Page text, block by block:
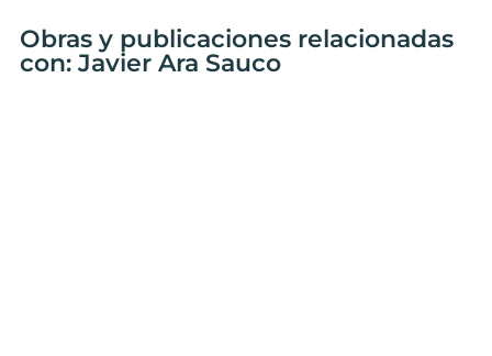
Obras y publicaciones relacionadas
con: Javier Ara Sauco